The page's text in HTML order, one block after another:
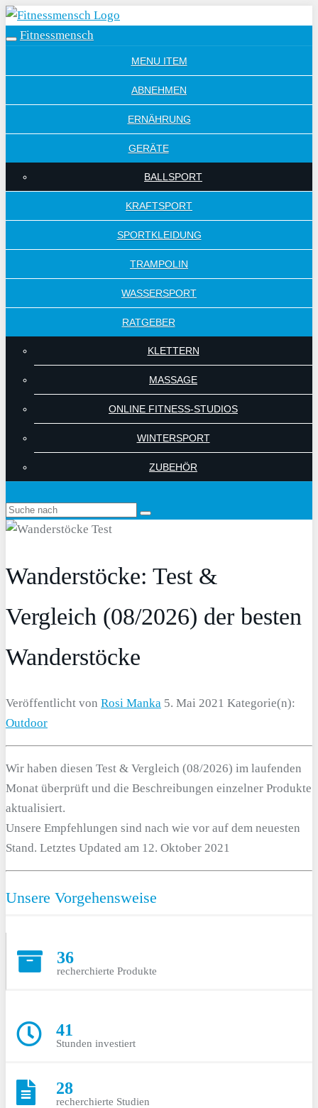
Skip
to
content
Toggle
Fitnessmensch
MENU ITEM
ABNEHMEN
ERNÄHRUNG
GERÄTE
BALLSPORT
KRAFTSPORT
SPORTKLEIDUNG
TRAMPOLIN
WASSERSPORT
RATGEBER
KLETTERN
MASSAGE
ONLINE FITNESS-STUDIOS
WINTERSPORT
ZUBEHÖR
Wanderstöcke: Test &
Vergleich (08/2026) der besten
Wanderstöcke
Veröffentlicht von Rosi Manka 5. Mai 2021 Kategorie(n):
Outdoor
Wir haben diesen Test & Vergleich (08/2026) im laufenden
Monat überprüft und die Beschreibungen einzelner Produkte
aktualisiert.
Unsere Empfehlungen sind nach wie vor auf dem neuesten
Stand. Letztes Updated am 12. Oktober 2021
Unsere Vorgehensweise
36
recherchierte Produkte
41
Stunden investiert
28
recherchierte Studien